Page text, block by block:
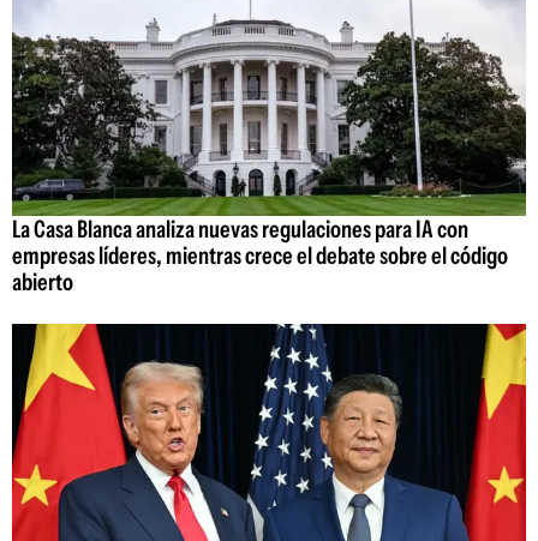
La Casa Blanca analiza nuevas regulaciones para IA con
empresas líderes, mientras crece el debate sobre el código
abierto